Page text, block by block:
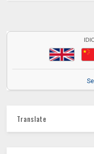
Translate